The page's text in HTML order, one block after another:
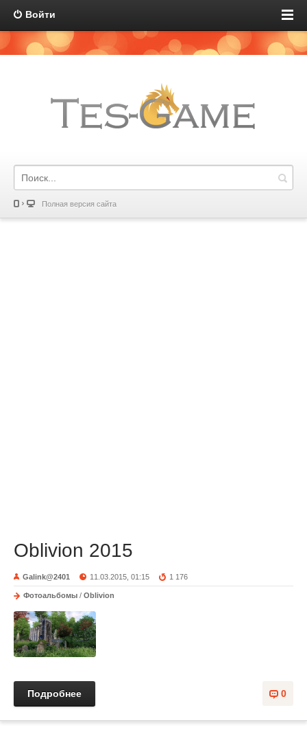
Войти
Полная версия сайта
Oblivion 2015
Galink@2401 11.03.2015, 01:15 1 176
Фотоальбомы / Oblivion
0
Подробнее